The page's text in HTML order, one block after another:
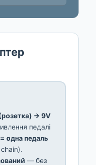
→ 9V
педалі
одна педаль
— без